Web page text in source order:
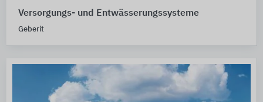
Versorgungs- und Entwässerungssysteme
Geberit